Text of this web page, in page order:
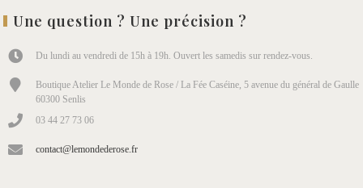
Une question ? Une précision ?
Du lundi au vendredi de 15h à 19h. Ouvert les samedis sur rendez-vous.
Boutique Atelier Le Monde de Rose / La Fée Caséine, 5 avenue du général de Gaulle
60300 Senlis
03 44 27 73 06
contact@lemondederose.fr